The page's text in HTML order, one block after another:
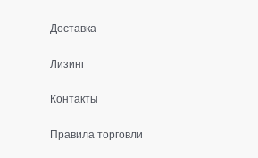
Доставка
Лизинг
Контакты
Правила торговли